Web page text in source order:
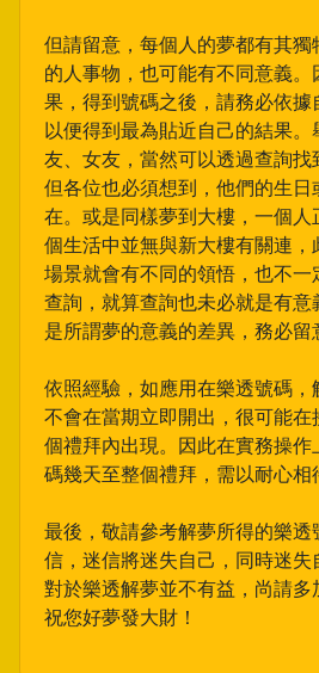
但請留意，每個人的夢都有其獨
的人事物，也可能有不同意義
果，得到號碼之後，請務必依據
以便得到最為貼近自己的結果。
友、女友，當然可以透過查詢找
但各位也必須想到，他們的生
在。或是同樣夢到大樓，一個人
個生活中並無與新大樓有關連
場景就會有不同的領悟，也不一
查詢，就算查詢也未必就是有
是所謂夢的意義的差異，務必留
依照經驗，如應用在樂透號碼
不會在當期立即開出，很可能在
個禮拜內出現。因此在實務操
碼幾天至整個禮拜，需以耐心相
最後，敬請參考解夢所得的樂透
信，迷信將迷失自己，同時迷失
對於樂透解夢並不有益，尚請多
祝您好夢發大財！